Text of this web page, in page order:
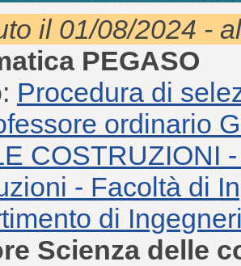
il 01/08/2024 -
PEGASO
Procedura di
ordinario
COSTRUZIONI
- Facoltà di
di
Scienza delle